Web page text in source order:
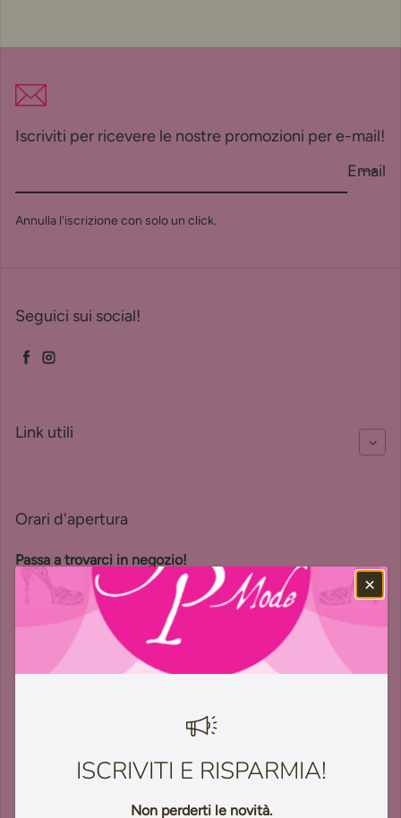
Iscriviti per ricevere le nostre promozioni per e-mail!
Email
Annulla l'iscrizione con solo un click.
Seguici sui social!
Facebook
Instagram
Link utili
Orari d'apertura
Passa a trovarci in negozio!
Martedì: 16:00 - 19:00
Mercoledì: 16:00 - 19:00
Giovedì: 8:00 - 12:00 | 16:00 - 19:00
Venerdì: 16:00 - 19:00
Il nostro negozioISCRIVITI E RISPARMIA!
Non perderti le novità.